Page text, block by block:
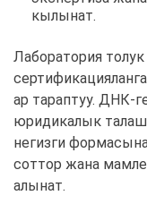
кылынат.
Лаборатория
ар тараптуу. ДНК-
юридикалык
негизги
соттор жана
алынат.